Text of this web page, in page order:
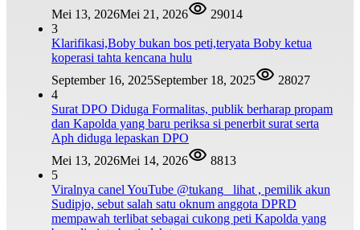
Mei 13, 2026Mei 21, 2026
29014
3
Klarifikasi,Boby bukan bos peti,teryata Boby ketua
koperasi tahta kencana hulu
September 16, 2025September 18, 2025
28027
4
Surat DPO Diduga Formalitas, publik berharap propam
dan Kapolda yang baru periksa si penerbit surat serta
Aph diduga lepaskan DPO
Mei 13, 2026Mei 14, 2026
8813
5
Viralnya canel YouTube @tukang_ lihat , pemilik akun
Sudipjo, sebut salah satu oknum anggota DPRD
mempawah terlibat sebagai cukong peti Kapolda yang